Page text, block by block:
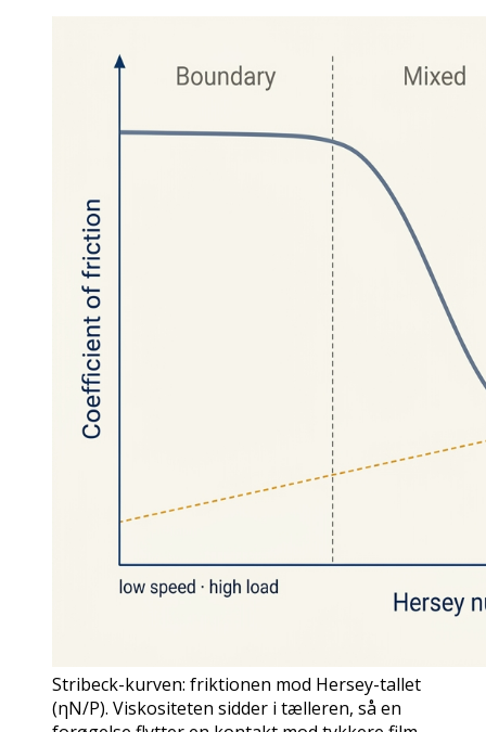
Stribeck-kurven: friktionen mod Hersey-tallet
(ηN/P). Viskositeten sidder i tælleren, så en